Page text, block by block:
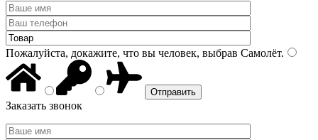
Пожалуйста, докажите, что вы человек, выбрав Самолёт.
Заказать звонок